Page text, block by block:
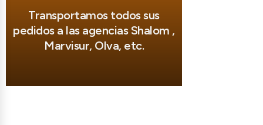
Transportamos todos sus
pedidos a las agencias Shalom ,
Marvisur, Olva, etc.